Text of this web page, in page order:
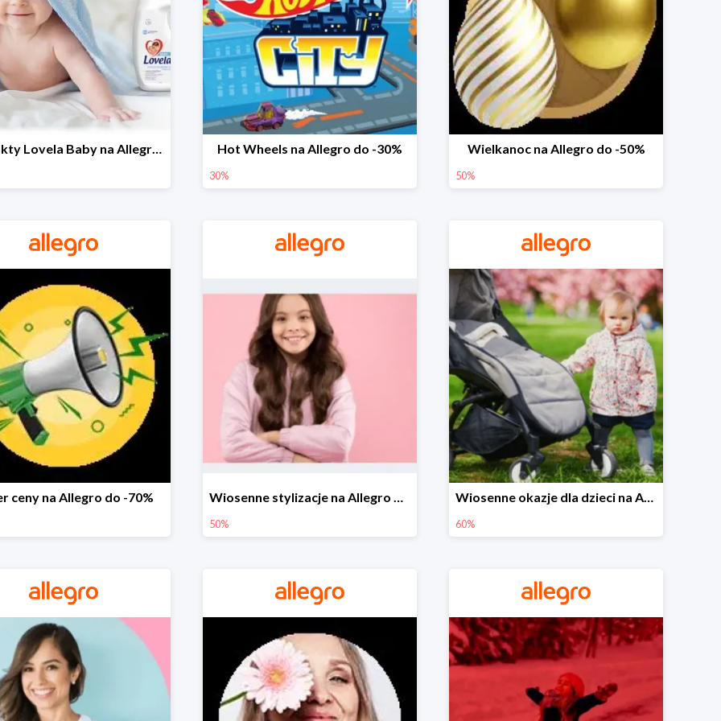
Produkty Lovela Baby na Allegro do -30% Hot Wheels na Allegro do -30%
30%
Wielkanoc na Allegro do -50%
50%
ceny na Allegro do -70% Wiosenne stylizacje na Allegro do -50%
50%
Wiosenne okazje dla dzieci na Allegro do -60%
60%